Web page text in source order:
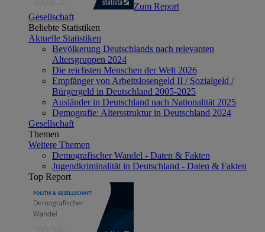
Zum Report
Gesellschaft
Beliebte Statistiken
Aktuelle Statistiken
Bevölkerung Deutschlands nach relevanten
Altersgruppen 2024
Die reichsten Menschen der Welt 2026
Empfänger von Arbeitslosengeld II / Sozialgeld /
Bürgergeld in Deutschland 2005-2025
Ausländer in Deutschland nach Nationalität 2025
Demografie: Altersstruktur in Deutschland 2024
Gesellschaft
Themen
Weitere Themen
Demografischer Wandel - Daten & Fakten
Jugendkriminalität in Deutschland - Daten & Fakten
Top Report